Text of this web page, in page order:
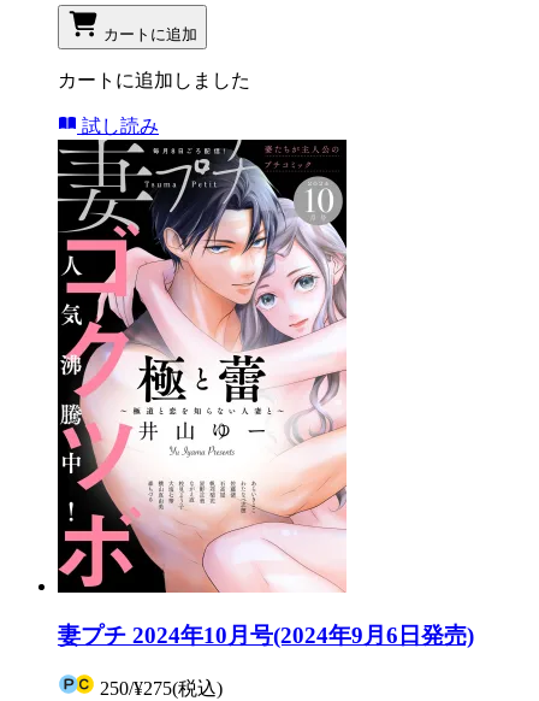
カートに追加
カートに追加しました
試し読み
妻プチ 2024年10月号(2024年9月6日発売)
250/¥275(税込)